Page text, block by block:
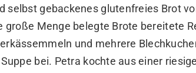
selbst gebackenes glutenfreies Brot
große Menge belegte Brote bereitete
und mehrere
bei. Petra kochte aus einer